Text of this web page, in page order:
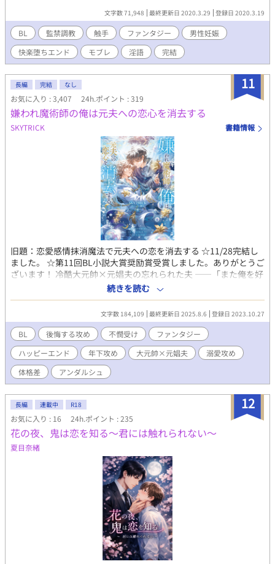
ら、お前についての一切合切を任されている。革命軍がお前に求
める贖罪は……『妊娠』だ」 そして、長い雌化調教の日々が始ま
った。 ※1日2回更新 ※ほぼ全編エロ ※タグ欄に入りきらなかっ
た特殊プレイ→拘束(分娩台、X字磔、宙吊りなど)、スパンキング
(パドル、ハンド)、乳首開発、睡眠姦、ドスケベ衣装、近親相姦
など
文字数 71,948 最終更新日 2020.3.29 登録日 2020.3.19
BL 監禁調教 触手 ファンタジー
男性妊娠
快楽堕ちエンド
モブレ 淫語 完結
11
長編 完結 なし
お気に入り : 3,407 24h.ポイント : 319
嫌われ魔術師の俺は元夫への恋心を消去する
SKYTRICK 書籍情報
旧題：恋愛感情抹消魔法で元夫への恋を消去する ☆11/28完結し
ました。 ☆第11回BL小説大賞奨励賞受賞しました。ありがとうご
ざいます！ 冷酷大元帥×元娼夫の忘れられた夫 ——「また俺を好
きになるって言ったのに、嘘つき」 元娼夫で現魔術師であるエデ
ィことサラは五年ぶりに祖国・ファルンに帰国した。しかし暫し
の帰郷を味わう間も無く、直後、ファルン王国軍の大元帥である
ロイ・オークランスの使者が元帥命令を掲げてサラの元へやって
くる。 ロイ・オークランスの名を知らぬ者は世界でもそうそうい
ない。魔族の血を引くロイは人間から畏怖を大いに集めながら
も、大将として国防戦争に打ち勝ち、たった二十九歳で大元帥と
して全軍のトップに立っている。 その元帥命令の内容というの
は、五年前に最愛の妻を亡くしたロイを、魔族への本能的な恐怖
ネ・オークランスを亡くし、悲しみに苛まれている。あまりの辛
さで『奥様』に関する記憶すら忘却してしまったらしい。半ば強
引にロイの元へ連れていかれるサラは、彼に己を『サラ』と名乗
る。だが、 ——「失せろ。お前のような娼夫など必要としていな
い」 噂通り冷酷なロイの口からは罵詈雑言が放たれた。ロイは穢
らわしい娼夫を睨みつけ去ってしまう。使者らは最愛の妻を亡く
したロイを憐れむばかりで、まるでサラの様子を気にしていな
い。 誰も、サラこそが五年前に亡くなった『奥様』であり、最愛
のその人であるとは気付いていないようだった。 しかし、最大の
問題は元夫に存在を忘れられていることではない。 サラが未だに
ロイを愛しているという事実だ。 仕方なく、『恋愛感情抹消魔
法』を己にかけることにするサラだが——…… ☆お読みくださり
ありがとうございます。良ければ感想などいただけるとパワーに
続きを読む
文字数 184,109 最終更新日 2025.8.6 登録日 2023.10.27
BL 後悔する攻め 不憫受け
ファンタジー
ハッピーエンド
年下攻め 大元帥×元娼夫
溺愛攻め
体格差
アンダルシュ
12
長編 連載中 R18
お気に入り : 16 24h.ポイント : 235
花の夜、鬼は恋を知る～君には触れられない～
夏目奈緒